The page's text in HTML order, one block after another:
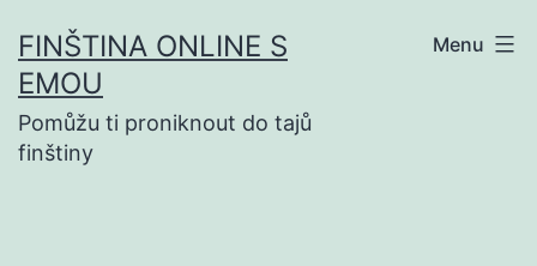
obsahu
FINŠTINA ONLINE S
EMOU
Pomůžu ti proniknout do tajů
finštiny
Menu